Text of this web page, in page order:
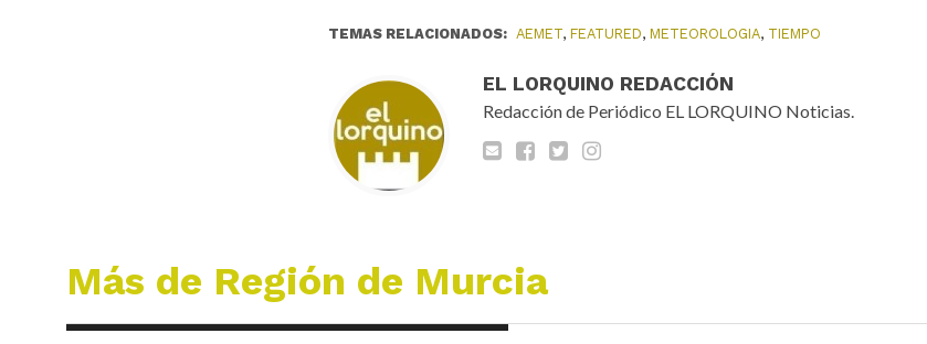
TEMAS RELACIONADOS: AEMET,FEATURED,METEOROLOGIA, TIEMPO
EL LORQUINO REDACCIÓN
Redacción de Periódico EL LORQUINO Noticias.
Más de Región de Murcia